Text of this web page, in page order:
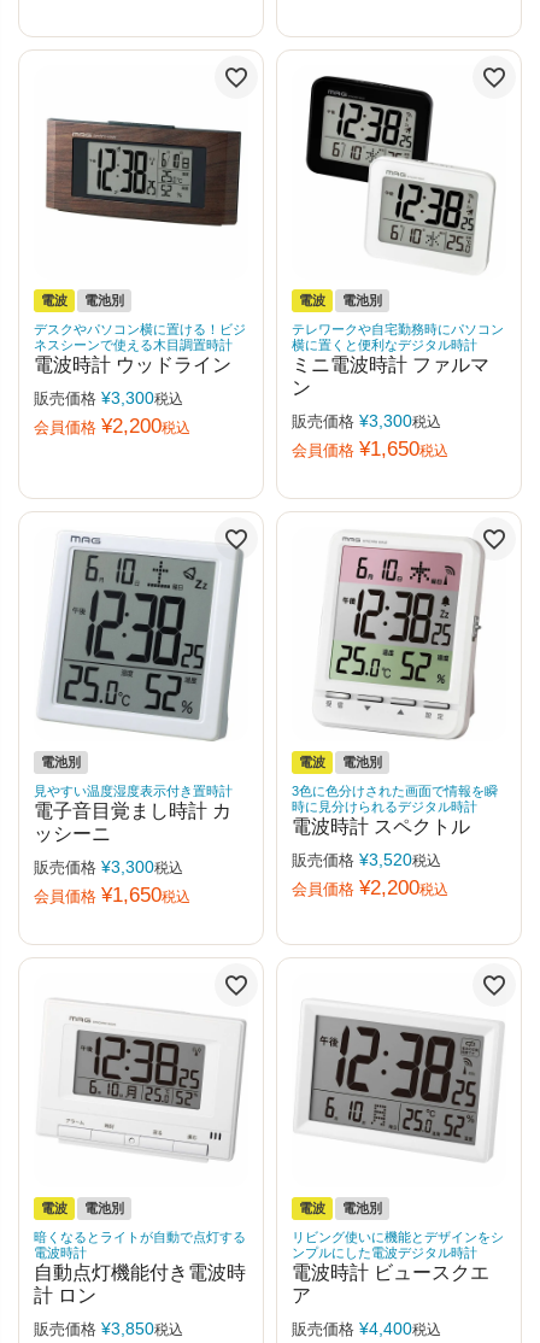
電波
電池別
デスクやパソコン横に置ける！ビジ
ネスシーンで使える木目調置時計
電波時計 ウッドライン
販売価格 ¥3,300税込
会員価格 ¥2,200税込
電波
電池別
テレワークや自宅勤務時にパソコン
横に置くと便利なデジタル時計
ミニ電波時計 ファルマ
ン
販売価格 ¥3,300税込
会員価格 ¥1,650税込
電池別
見やすい温度湿度表示付き置時計
電子音目覚まし時計 カ
ッシーニ
販売価格 ¥3,300税込
会員価格 ¥1,650税込
電波
電池別
3色に色分けされた画面で情報を瞬
時に見分けられるデジタル時計
電波時計 スペクトル
販売価格 ¥3,520税込
会員価格 ¥2,200税込
電波
電池別
暗くなるとライトが自動で点灯する
電波時計
自動点灯機能付き電波時
計 ロン
販売価格 ¥3,850税込
電波
電池別
リビング使いに機能とデザインをシ
ンプルにした電波デジタル時計
電波時計 ビュースクエ
ア
販売価格 ¥4,400税込